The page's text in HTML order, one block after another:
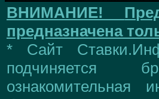
ВНИМАНИЕ!
предназначена
* Сайт
подчиняется